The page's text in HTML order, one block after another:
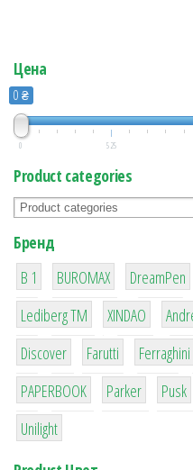
Цена
0 ₴
0 525
Product categories
Бренд
B 1
1
BUROMAX
1
DreamPen
3
Lediberg ТМ
3
XINDAO
1
64
Discover
299
Farutti
4
Ferraghini
8
PAPERBOOK
6
Parker
2
Pusk
1
Unilight